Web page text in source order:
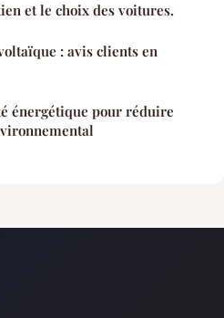
et le choix des voitures.
: avis clients en
énergétique pour réduire